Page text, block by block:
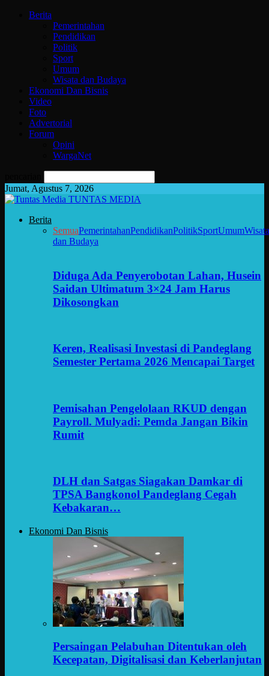
Berita
Pemerintahan
Pendidikan
Politik
Sport
Umum
Wisata dan Budaya
Ekonomi Dan Bisnis
Video
Foto
Advertorial
Forum
Opini
WargaNet
Jumat, Agustus 7, 2026
TUNTAS MEDIA
Berita
SemuaPemerintahanPendidikanPolitikSportUmumWisata
dan Budaya
Diduga Ada Penyerobotan Lahan, Husein
Saidan Ultimatum 3×24 Jam Harus
Dikosongkan
Keren, Realisasi Investasi di Pandeglang
Semester Pertama 2026 Mencapai Target
Pemisahan Pengelolaan RKUD dengan
Payroll. Mulyadi: Pemda Jangan Bikin
Rumit
DLH dan Satgas Siagakan Damkar di
TPSA Bangkonol Pandeglang Cegah
Kebakaran…
Ekonomi Dan Bisnis
Persaingan Pelabuhan Ditentukan oleh
Kecepatan, Digitalisasi dan Keberlanjutan